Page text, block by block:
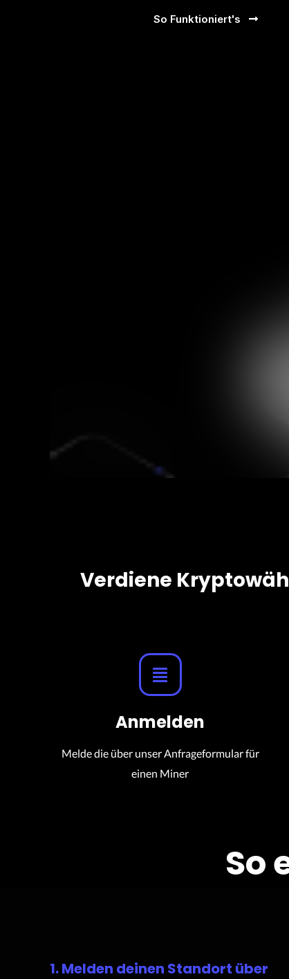
So Funktioniert's
Verdiene
Anmelden
Melde die über unser Anfrageformular für
einen Miner
So
1. Melden deinen Standort über